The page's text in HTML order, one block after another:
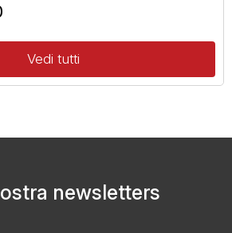
Vedi tutti
newsletters